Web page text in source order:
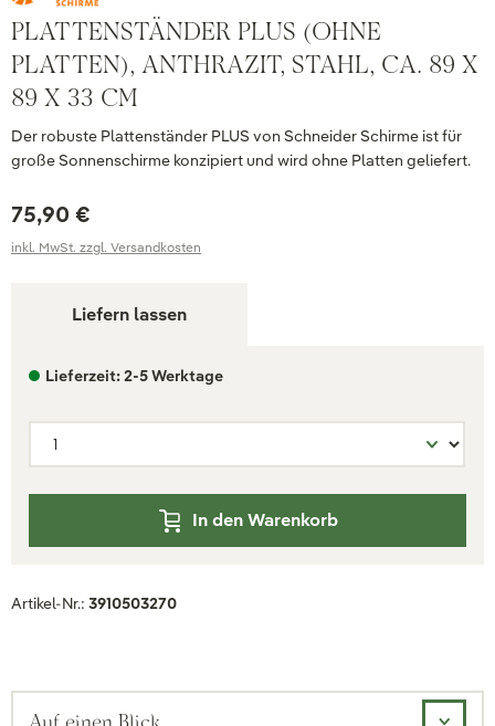
PLATTENSTÄNDER PLUS (OHNE
PLATTEN), ANTHRAZIT, STAHL, CA. 89 X
89 X 33 CM
Der robuste Plattenständer PLUS von Schneider Schirme ist für
große Sonnenschirme konzipiert und wird ohne Platten geliefert.
75,90 €
inkl. MwSt. zzgl. Versandkosten
Liefern lassen
Lieferzeit: 2-5 Werktage
In den Warenkorb
Artikel-Nr.: 3910503270
Auf einen Blick